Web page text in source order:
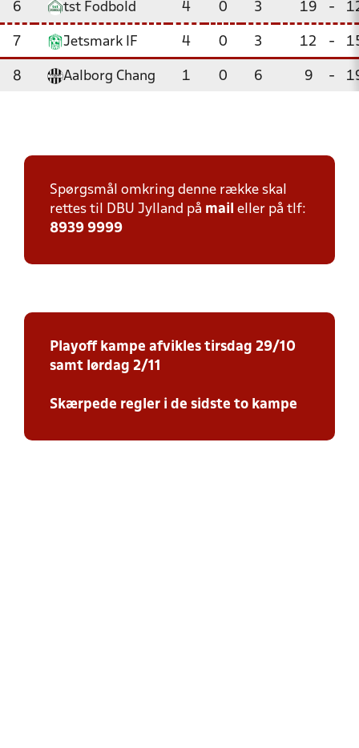
6 tst Fodbold 4 0 3 19 -
7 Jetsmark IF 4 0 3 12 -
8 Aalborg Chang 1 0 6 9 -
Spørgsmål omkring denne række skal
rettes til DBU Jylland på mail eller på tlf:
8939 9999
Playoff kampe afvikles tirsdag 29/10
samt lørdag 2/11
Skærpede regler i de sidste to kampe